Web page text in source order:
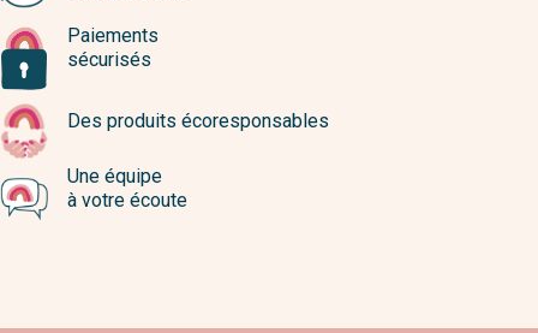
Paiements
sécurisés
Des produits écoresponsables
Une équipe
à votre écoute